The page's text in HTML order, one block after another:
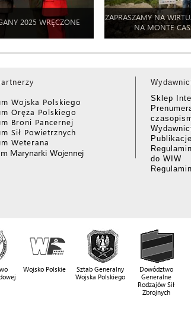
2025 WRĘCZONE
ZAPRASZAMY NA
NA MONTE
Wojska Polskiego
Oręża Polskiego
Broni Pancernej
Sił Powietrznych
Weterana
Marynarki Wojennej
Sklep
Publikacje
do WIW
Wojsko Polskie
Sztab Generalny
Wojska Polskiego
Dowództwo
Generalne
Rodzajów Sił
Zbrojnych